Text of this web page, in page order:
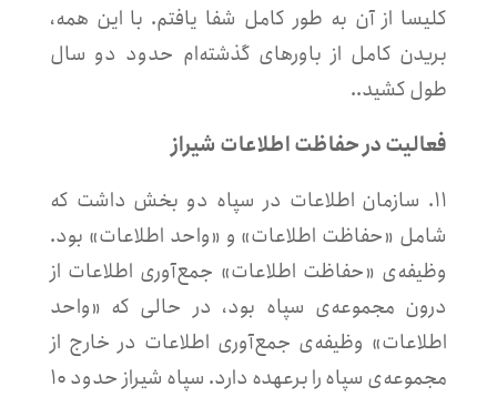
کلیسا از آن به طور کامل شفا یافتم. با این همه،
بریدن کامل از باورهای گذشته‌ام حدود دو سال
طول کشید..
فعالیت در حفاظت اطلاعات شیراز
۱۱. سازمان اطلاعات در سپاه دو بخش داشت که
شامل «حفاظت اطلاعات» و «واحد اطلاعات» بود.
وظیفه‌ی «حفاظت اطلاعات» جمع‌آوری اطلاعات از
درون مجموعه‌ی سپاه بود، در حالی که «واحد
اطلاعات» وظیفه‌ی جمع‌آوری اطلاعات در خارج از
مجموعه‌ی سپاه را برعهده دارد. سپاه شیراز حدود ۱۰